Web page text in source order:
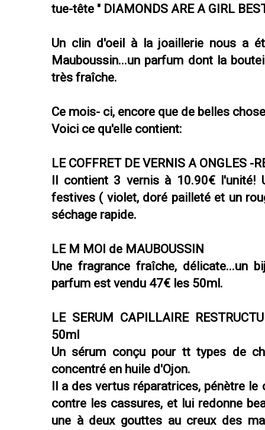
tue-tête " DIAMONDS ARE A GIRL
Un clin d'oeil à la joaillerie nous a
Mauboussin...un parfum dont la
très fraîche.
Ce mois- ci, encore que de belles
Voici ce qu'elle contient:
LE COFFRET DE VERNIS A ONGLES -
Il contient 3 vernis à 10.90€ l'unité!
festives ( violet, doré pailleté et un
séchage rapide.
LE M MOI de MAUBOUSSIN
Une fragrance fraîche, délicate...un
parfum est vendu 47€ les 50ml.
LE SERUM CAPILLAIRE
50ml
Un sérum conçu pour tt types de
concentré en huile d'Ojon.
Il a des vertus réparatrices, pénètre
contre les cassures, et lui redonne
une à deux gouttes au creux des